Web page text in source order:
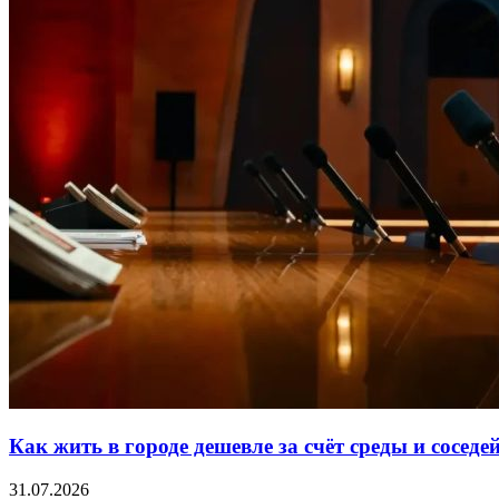
Как жить в городе дешевле за счёт среды и
31.07.2026